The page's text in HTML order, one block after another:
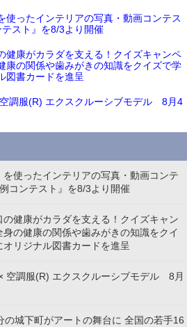
使ったインテリアの写真・動画コンテス
スト』を8/3より開催
健康がカラダを支える！クイズキャンペ
の関係や歯みがきの知識をクイズで学
図書カードを進呈
空調服(R) エクスクルーシブモデル 8月4
使ったインテリアの写真・動画コンテ
コンテスト』を8/3より開催
健康がカラダを支える！クイズキャン
の健康の関係や歯みがきの知識をクイ
リジナル図書カードを進呈
空調服(R) エクスクルーシブモデル 8月
の城下町がアートの舞台に 全国の若手16